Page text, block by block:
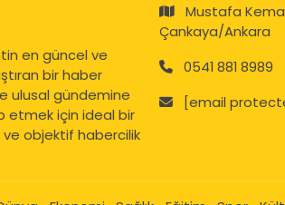
en güncel ve
bir haber
ulusal gündemine
etmek için ideal bir
objektif habercilik
Mustafa Kemal
Çankaya/Ankara
0541 881 8989
[email